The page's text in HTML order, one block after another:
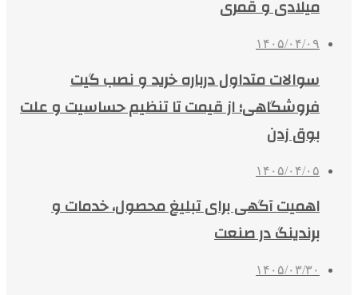
میلادی و قمری
۱۴۰۵/۰۴/۰۹
سوالات متداول درباره خرید و نصب گیت
فروشگاهی؛ از قیمت تا تنظیم حساسیت و علت
بوق زدن
۱۴۰۵/۰۴/۰۵
اهمیت آگهی برای تبلیغ محصول، خدمات و
برندینگ در صنعت
۱۴۰۵/۰۳/۳۰